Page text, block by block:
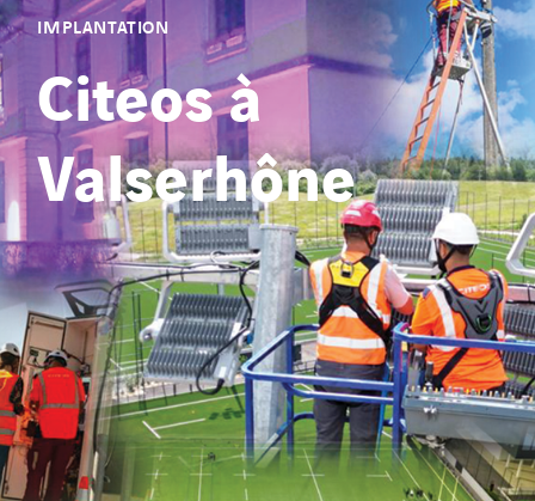
Nos références
Nous rejoindre
A la une
Contact
twitter linkedinyoutube
IMPLANTATION
Citeos à
Valserhône